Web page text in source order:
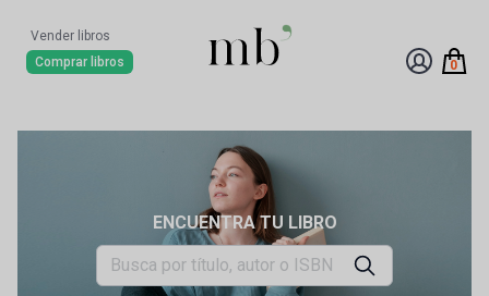
Vender libros
Comprar libros
0
ENCUENTRA TU LIBRO